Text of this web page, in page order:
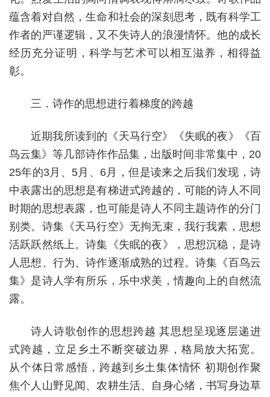
蕴含着对自然，生命和社会的深刻思考，既有科学工
作者的严谨逻辑，又不失诗人的浪漫情怀。他的成长
经历充分证明，科学与艺术可以相互滋养，相得益
彰。
三．诗作的思想进行着梯度的跨越
近期我所读到的《天马行空》《失眠的夜》《百
鸟云集》等几部诗作作品集，出版时间非常集中，20
25年的3月、5月、6月，但是读来之后我们发现，诗
中表露出的思想是有梯进式跨越的，可能的诗人不同
时期的思想表露，也可能是诗人不同主题诗作的分门
别类。诗集《天马行空》无拘无束，我行我素，思想
活跃跃然纸上。诗集《失眠的夜》，思想沉稳，是诗
人思想、行为、诗作逐渐成熟的过程。诗集《百鸟云
集》是诗人学有所乐，乐中求美，情趣向上的自然流
露。
诗人诗歌创作的思想跨越 其思想呈现逐层递进
式跨越，立足乡土不断突破边界，格局放大拓宽。
从个体日常感悟，跨越到乡土集体情怀 初期创作聚
焦个人山野见闻、农耕生活、自身心绪，书写身边草